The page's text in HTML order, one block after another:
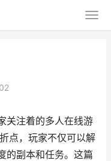
关注着的多人在线游
点，玩家不仅可以解
的副本和任务。这篇